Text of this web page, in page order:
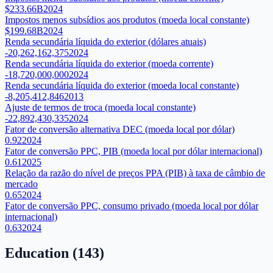
$233.66B2024
Impostos menos subsídios aos produtos (moeda local constante)
$199.68B2024
Renda secundária líquida do exterior (dólares atuais)
-20,262,162,3752024
Renda secundária líquida do exterior (moeda corrente)
-18,720,000,0002024
Renda secundária líquida do exterior (moeda local constante)
-8,205,412,8462013
Ajuste de termos de troca (moeda local constante)
-22,892,430,3352024
Fator de conversão alternativa DEC (moeda local por dólar)
0.922024
Fator de conversão PPC, PIB (moeda local por dólar internacional)
0.61 2025
Relação da razão do nível de preços PPA (PIB) à taxa de câmbio de
mercado
0.652024
Fator de conversão PPC, consumo privado (moeda local por dólar
internacional)
0.632024
Education (143)